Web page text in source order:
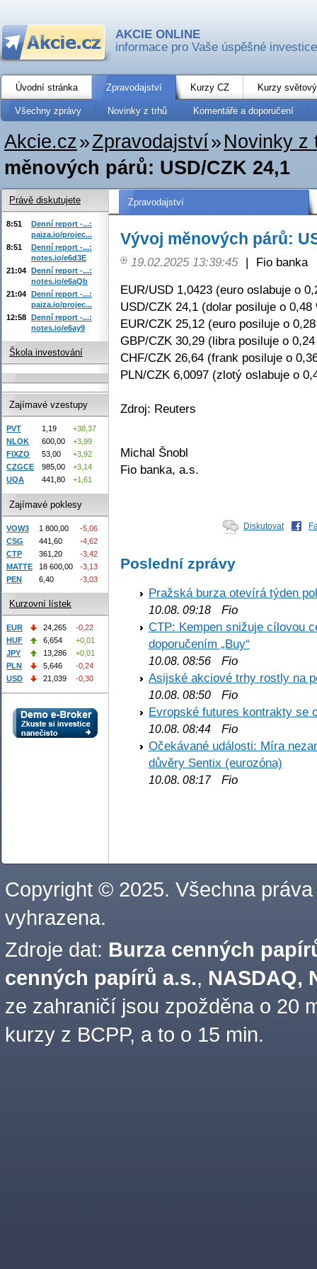
AKCIE ONLINE
informace pro Vaše úspěšné investice
Úvodní stránka Zpravodajství Kurzy CZ Kurzy
Všechny zprávy Novinky z trhů Komentáře a doporučení
Akcie.cz»Zpravodajství» Novinky z
měnových párů: USD/CZK 24,1
Zpravodajství
Vývoj měnových párů:
19.02.2025 13:39:45 |
Fio banka
EUR/USD 1,0423 (euro oslabuje o
USD/CZK 24,1 (dolar posiluje o 0,48
EUR/CZK 25,12 (euro posiluje o
GBP/CZK 30,29 (libra posiluje o
CHF/CZK 26,64 (frank posiluje o
PLN/CZK 6,0097 (zlotý oslabuje o
Zdroj: Reuters
Michal Šnobl
Fio banka, a.s.
Diskutovat
Poslední zprávy
Pražská burza otevírá týden
10.08. 09:18 Fio
CTP: Kempen snižuje cílovou
doporučením „Buy“
10.08. 08:56 Fio
Asijské akciové trhy rostly na
10.08. 08:50 Fio
Evropské futures kontrakty se
10.08. 08:44 Fio
Očekávané události: Míra
důvěry Sentix (eurozóna)
10.08. 08:17Fio
Právě diskutujete
8:51
Denní report -...:
paiza.io/projec...
8:51
Denní report -...:
notes.io/e6d3E
21:04 Denní report -...:
notes.io/e6aQb
21:04 Denní report -...:
paiza.io/projec...
12:58 Denní report -...:
notes.io/e6ay9
Škola investování
Zajímavé vzestupy
PVT 1,19
+38,37
NLOK
600,00
+3,99
FIXZO
53,00
+3,92
CZGCE
985,00
+3,14
UQA
441,80 +1,61
Zajímavé poklesy
VOW3 1 800,00
-5,06
CSG
441,60
-4,62
CTP
361,20
-3,42
MATTE
18 600,00
-3,13
PEN
6,40 -3,03
Kurzovní lístek
EUR 24,265
-0,22
HUF
6,654
+0,01
JPY
13,286
+0,01
PLN
5,646
-0,24
USD
21,039 -0,30
Copyright © 2025. Všechna práva
vyhrazena.
Zdroje dat: Burza cenných
cenných papírů a.s., NASDAQ,
ze zahraničí jsou zpožděna o 20
kurzy z BCPP, a to o 15 min.